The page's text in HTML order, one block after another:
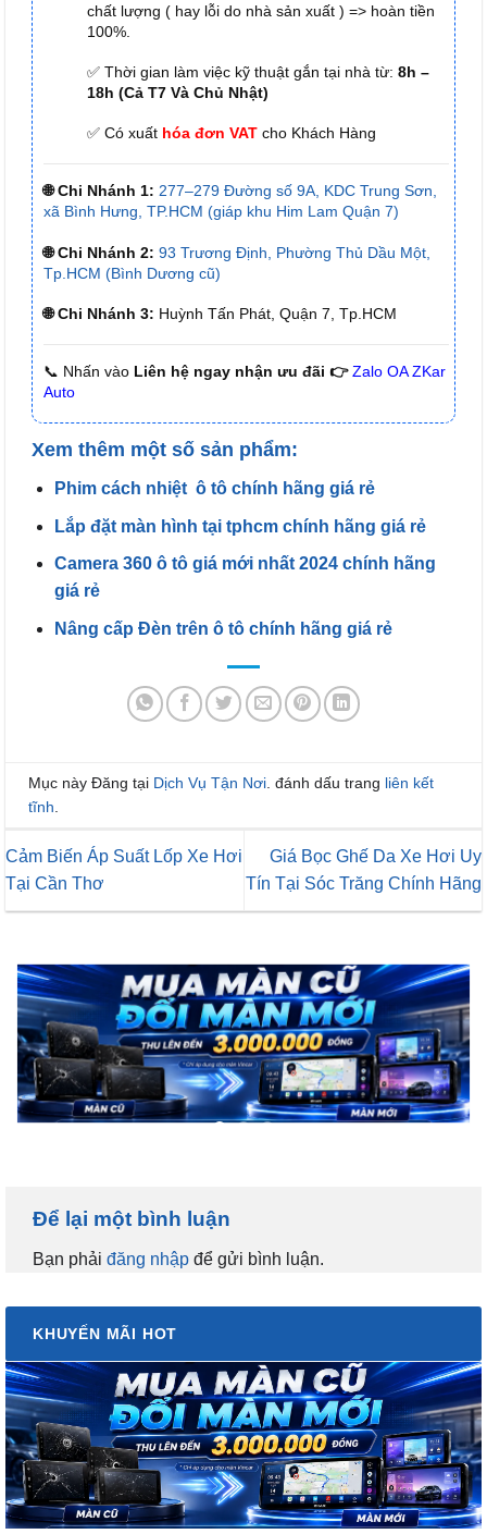
chất lượng ( hay lỗi do nhà sản xuất ) => hoàn tiền
100%.
✅ Thời gian làm việc kỹ thuật gắn tại nhà từ: 8h –
18h (Cả T7 Và Chủ Nhật)
✅ Có xuất hóa đơn VAT cho Khách Hàng
🌐 Chi Nhánh 1: 277–279 Đường số 9A, KDC Trung Sơn,
xã Bình Hưng, TP.HCM (giáp khu Him Lam Quận 7)
🌐 Chi Nhánh 2: 93 Trương Định, Phường Thủ Dầu Một,
Tp.HCM (Bình Dương cũ)
🌐 Chi Nhánh 3: Huỳnh Tấn Phát, Quận 7, Tp.HCM
📞 Nhấn vào Liên hệ ngay nhận ưu đãi 👉 Zalo OA ZKar
Auto
Xem thêm một số sản phẩm:
Phim cách nhiệt ô tô chính hãng giá rẻ
Lắp đặt màn hình tại tphcm chính hãng giá rẻ
Camera 360 ô tô giá mới nhất 2024 chính hãng
giá rẻ
Nâng cấp Đèn trên ô tô chính hãng giá rẻ
Mục này Đăng tại Dịch Vụ Tận Nơi . đánh dấu trang liên kết
tĩnh
Cảm Biến Áp Suất Lốp Xe Hơi
Tại Cần Thơ
Giá Bọc Ghế Da Xe Hơi Uy
Tín Tại Sóc Trăng Chính Hãng
Để lại một bình luận
Bạn phải đăng nhập để gửi bình luận.
KHUYẾN MÃI HOT